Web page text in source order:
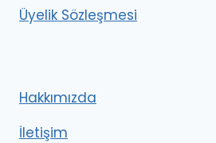
Üyelik Sözleşmesi
Hakkımızda
İletişim